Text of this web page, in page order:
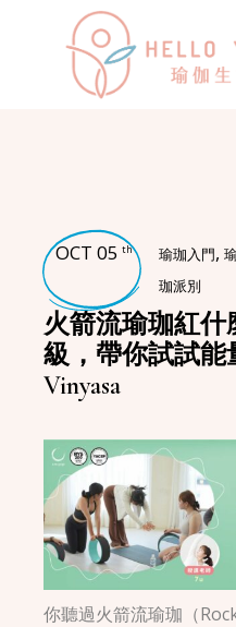
OCT 05 th 瑜珈入門,
珈派別
火箭流瑜珈紅
級，帶你試試能
Vinyasa
你聽過火箭流瑜珈（